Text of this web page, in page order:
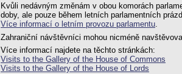
Kvůli nedávným změnám v obou komorách
doby, ale pouze během letních parlamentních
Více informací o letním provozu parlamentu
Zahraniční návštěvníci mohou nicméně
Více informací najdete na těchto stránkách:
Visits to the Gallery of the House of Commons
Visits to the Gallery of the House of Lords